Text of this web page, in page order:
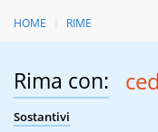
HOME RIME
Rima con:
Sostantivi